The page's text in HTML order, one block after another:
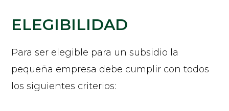
ELEGIBILIDAD
Para ser elegible para un subsidio la
pequeña empresa debe cumplir con todos
los siguientes criterios:​